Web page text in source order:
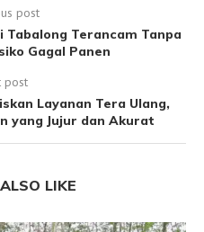
post
Terancam Tanpa
Gagal Panen
post
Layanan Tera Ulang,
yang Jujur dan Akurat
LIKE